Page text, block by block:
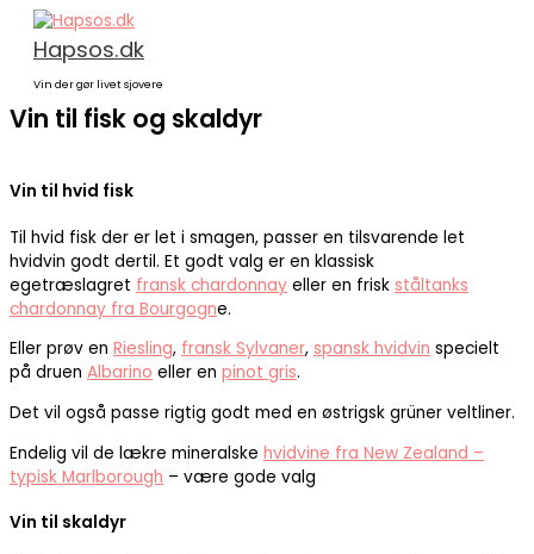
indholdet
Hapsos.dk
Vin der gør livet sjovere
Vin til fisk og skaldyr
Vin til hvid fisk
Til hvid fisk der er let i smagen, passer en tilsvarende let
hvidvin godt dertil. Et godt valg er en klassisk
egetræslagret fransk chardonnay eller en frisk ståltanks
chardonnay fra Bourgogne.
Eller prøv en Riesling, fransk Sylvaner, spansk hvidvin specielt
på druen Albarino eller en pinot gris.
Det vil også passe rigtig godt med en østrigsk grüner veltliner.
Endelig vil de lækre mineralske hvidvine fra New Zealand –
typisk Marlborough – være gode valg
Vin til skaldyr